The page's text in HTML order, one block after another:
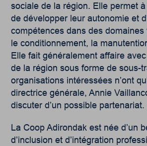
sociale de la région. Elle permet
de développer leur autonomie et
compétences dans des
le conditionnement, la
Elle fait généralement affaire
de la région sous forme de sous-
organisations intéressées n’ont
directrice générale, Annie
discuter d’un possible partenariat.
La Coop Adirondak est née d’un
d’inclusion et d’intégration